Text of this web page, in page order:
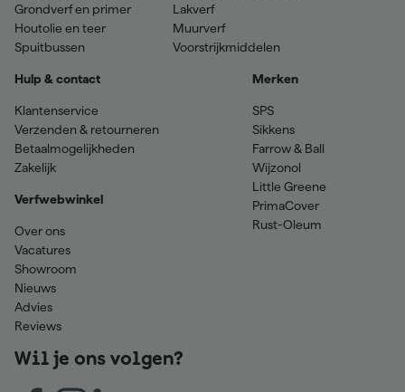
Grondverf en primer
Houtolie en teer
Spuitbussen
Lakverf
Muurverf
Voorstrijkmiddelen
Hulp & contact
Klantenservice
Verzenden & retourneren
Betaalmogelijkheden
Zakelijk
Verfwebwinkel
Over ons
Vacatures
Showroom
Nieuws
Advies
Reviews
Merken
SPS
Sikkens
Farrow & Ball
Wijzonol
Little Greene
PrimaCover
Rust-Oleum
Wil je ons volgen?